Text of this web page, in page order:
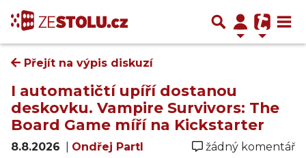
Přejít na výpis diskuzí
I automatičtí upíří dostanou
deskovku. Vampire Survivors: The
Board Game míří na Kickstarter
8.8.2026 Ondřej Partl žádný komentář